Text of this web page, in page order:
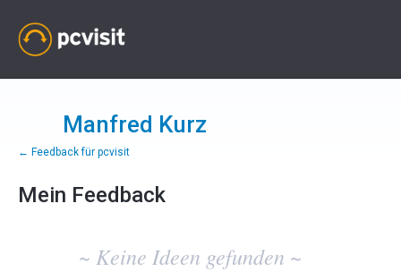
Manfred Kurz
← Feedback für pcvisit
Mein Feedback
Ideenergebnisse~ Keine Ideen gefunden ~